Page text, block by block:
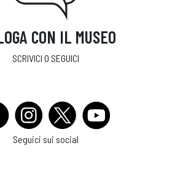
CON IL MUSEO
SCRIVICI O SEGUICI
Seguici sui social